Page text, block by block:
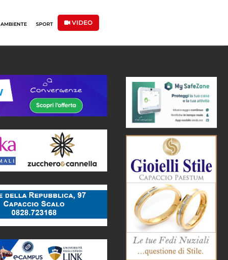
AMBIENTE SPORT VIDEO